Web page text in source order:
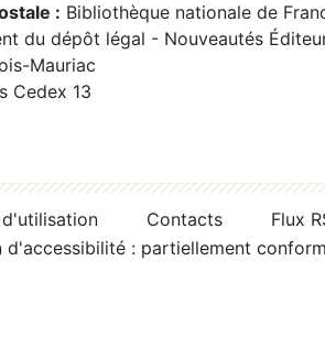
: Bibliothèque nationale de
du dépôt légal - Nouveautés
Mauriac
Cedex 13
Contacts
Flux
d'accessibilité : partiellement